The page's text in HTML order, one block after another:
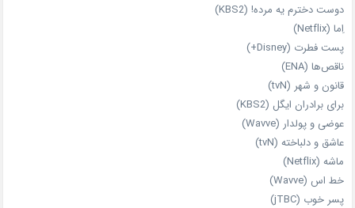
دوست دخترم یه مرده! (KBS2)
اِما (Netflix)
پست فطرت (Disney+)
ناقص‌ها (ENA)
قانون و شهر (tvN)
برای برادران ایگل (KBS2)
عوضی و پولدار (Wavve)
عاشق و دلباخته (tvN)
ماشه (Netflix)
خط اس (Wavve)
پسر خوب (jTBC)